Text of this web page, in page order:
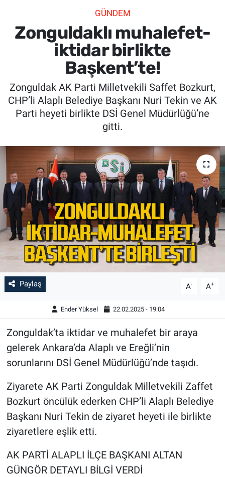
GÜNDEM
Zonguldaklı muhalefet-
iktidar birlikte
Başkent’te!
Zonguldak AK Parti Milletvekili Saffet Bozkurt,
CHP’li Alaplı Belediye Başkanı Nuri Tekin ve AK
Parti heyeti birlikte DSİ Genel Müdürlüğü’ne
gitti.
Paylaş A- A+
Ender Yüksel 22.02.2025 - 19:04
Zonguldak’ta iktidar ve muhalefet bir araya
gelerek Ankara’da Alaplı ve Ereğli’nin
sorunlarını DSİ Genel Müdürlüğü’nde taşıdı.
Ziyarete AK Parti Zonguldak Milletvekili Zaffet
Bozkurt öncülük ederken CHP’li Alaplı Belediye
Başkanı Nuri Tekin de ziyaret heyeti ile birlikte
ziyaretlere eşlik etti.
AK PARTİ ALAPLI İLÇE BAŞKANI ALTAN
GÜNGÖR DETAYLI BİLGİ VERDİ
SPOR